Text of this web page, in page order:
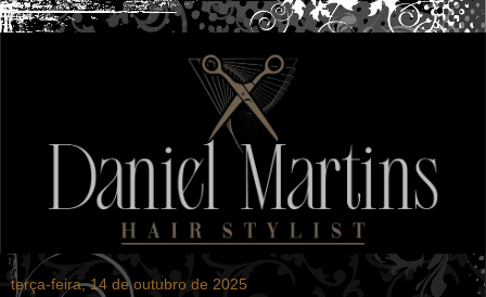
terça-feira, 14 de outubro de 2025